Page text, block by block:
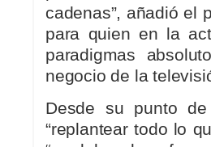
cadenas”, añadió el
para quien en la
paradigmas
negocio de la
Desde su punto de
“replantear todo lo